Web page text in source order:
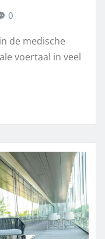
0
de medische
voertaal in veel